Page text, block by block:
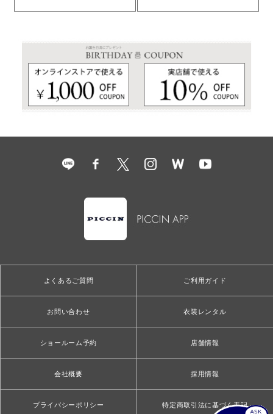
よくあるご質問 ご利用ガイド
お問い合わせ 衣装レンタル
ショールーム予約 店舗情報
会社概要 採用情報
プライバシーポリシー 特定商取引法に基づく表記